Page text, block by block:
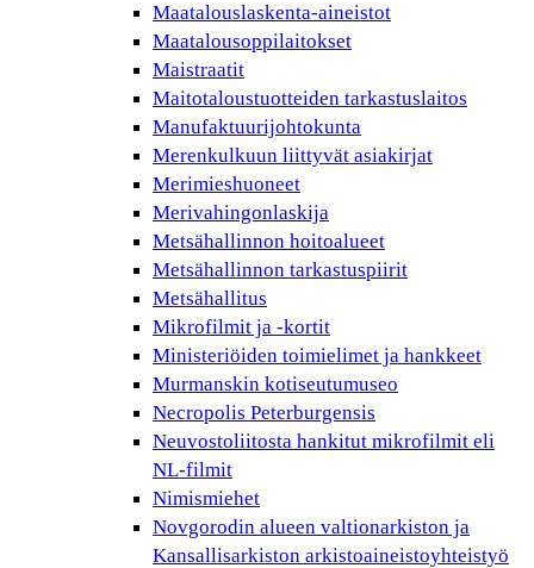
Maatalouslaskenta-aineistot
Maatalousoppilaitokset
Maistraatit
Maitotaloustuotteiden tarkastuslaitos
Manufaktuurijohtokunta
Merenkulkuun liittyvät asiakirjat
Merimieshuoneet
Merivahingonlaskija
Metsähallinnon hoitoalueet
Metsähallinnon tarkastuspiirit
Metsähallitus
Mikrofilmit ja -kortit
Ministeriöiden toimielimet ja hankkeet
Murmanskin kotiseutumuseo
Necropolis Peterburgensis
Neuvostoliitosta hankitut mikrofilmit eli
NL-filmit
Nimismiehet
Novgorodin alueen valtionarkiston ja
Kansallisarkiston arkistoaineistoyhteistyö